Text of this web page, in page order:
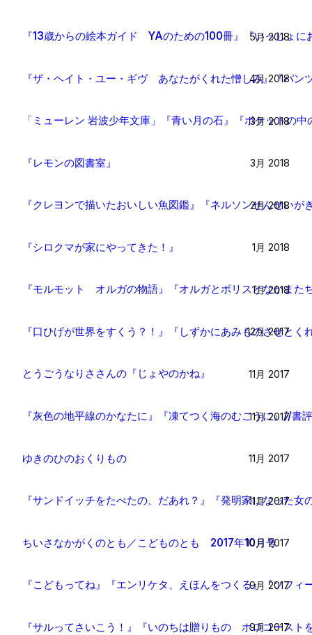
『13歳からの絵本ガイド YAのための100冊』『いっしょ
5月 2018
『ザ・ヘイト・ユー・ギヴ あなたがくれた憎しみ』『パン
4月 2018
「ミューレン 岩波少年文庫」『青い月の石』『ポケットの
3月 2018
『レモンの図書室』 3月 2018
『クレヨンで描いたおいしい魚図鑑』『ネルソンせんせ
2月 2018
『シロクマが家にやってきた！』 1月 2018
『モルモット オルガの物語』『オルガとボリスとなかま
1月 2018
『口ひげが世界をすくう？！』『しずかにあみものさせと
12月 2017
とうごうなりささんの『じょやのかね』 11月 2017
『灰色の地平線のかなたに』『凍てつく海のむこうに』//書
11月 2017
ゆきのひのおくりもの 11月 2017
『サンドイッチをたべたの、だあれ？』『発明家になった
11月 2017
ちいさなかがくのとも／こどものとも 2017年10月号
10月 2017
『こどもってね』『エンリケタ、えほんをつくる』『ソフ
9月 2017
『サルってさいこう！』『いのちは贈りもの ホロコース
9月 2017